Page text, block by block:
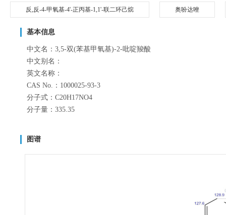
反,反-4-甲氧基-4'-正丙基-1,1'-联二环己烷 奥吩达唑
基本信息
中文名：3,5-双(苯基甲氧基)-2-吡啶羧酸
中文别名：
英文名称：
CAS No.：1000025-93-3
分子式：C20H17NO4
分子量：335.35
图谱